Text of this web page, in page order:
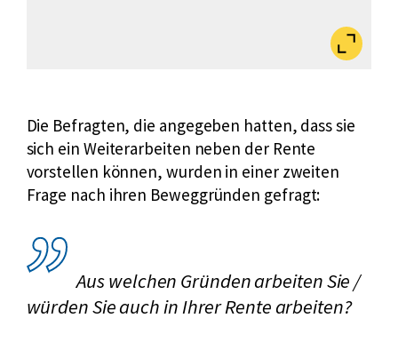
Bild
vergrößert
Die Befragten, die angegeben hatten, dass sie
sich ein Weiterarbeiten neben der Rente
vorstellen können, wurden in einer zweiten
Frage nach ihren Beweggründen gefragt:
Aus welchen Gründen arbeiten Sie /
würden Sie auch in Ihrer Rente arbeiten?